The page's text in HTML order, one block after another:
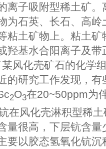
离子吸附型稀土矿
为石英、长石、高
粘土矿物上。粘土
羟基水合阳离子及
风化壳矿石的化学
的研究工作发现，
2O3在20~50ppm为
在风化壳淋积型稀
量很高，下层钪含
要以胶态氢氧化钪